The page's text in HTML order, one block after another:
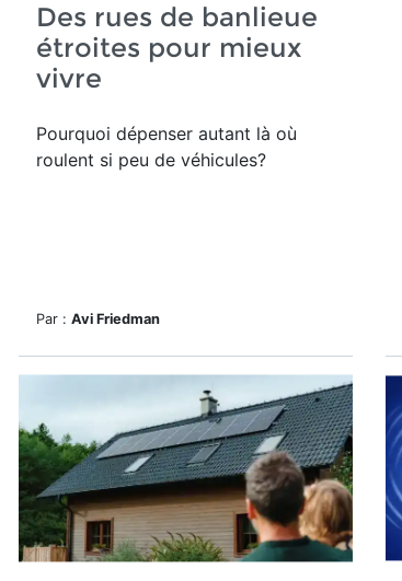
Des rues de banlieue
étroites pour mieux
vivre
Pourquoi dépenser autant là où
roulent si peu de véhicules?
Par : Avi Friedman